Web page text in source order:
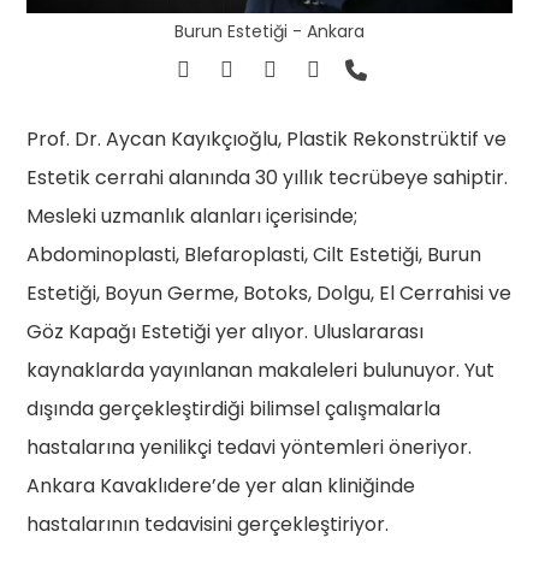
Burun Estetiği - Ankara
Prof. Dr. Aycan Kayıkçıoğlu, Plastik Rekonstrüktif ve
Estetik cerrahi alanında 30 yıllık tecrübeye sahiptir.
Mesleki uzmanlık alanları içerisinde;
Abdominoplasti, Blefaroplasti, Cilt Estetiği, Burun
Estetiği, Boyun Germe, Botoks, Dolgu, El Cerrahisi ve
Göz Kapağı Estetiği yer alıyor. Uluslararası
kaynaklarda yayınlanan makaleleri bulunuyor. Yut
dışında gerçekleştirdiği bilimsel çalışmalarla
hastalarına yenilikçi tedavi yöntemleri öneriyor.
Ankara Kavaklıdere’de yer alan kliniğinde
hastalarının tedavisini gerçekleştiriyor.